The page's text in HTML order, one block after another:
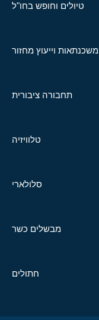
טיולים וחופש בחו"ל
משכנתאות וייעוץ מחזור
תחבורה ציבורית
טלוויזיה
סלולארי
מבשלים כשר
חתולים